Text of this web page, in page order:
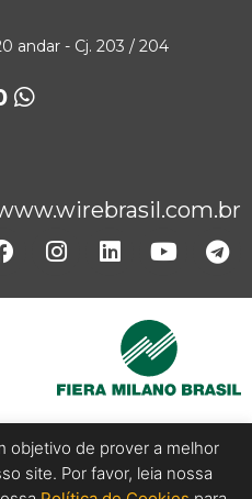
andar - Cj. 203 / 204
All Rights Reserved.
objetivo de prover a melhor
site. Por favor, leia nossa